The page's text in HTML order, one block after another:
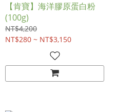
【肯寶】海洋膠原蛋白粉
(100g)
NT$4,200
NT$280 ~ NT$3,150